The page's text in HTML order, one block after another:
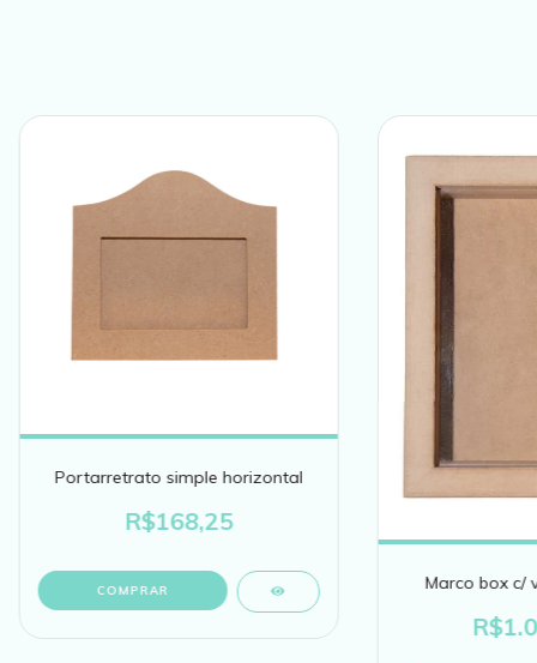
Portarretrato simple horizontal
R$168,25
COMPRAR Marco box c/